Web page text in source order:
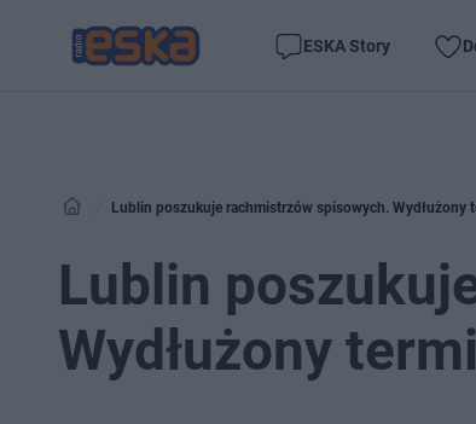
ESKA Story
Lublin poszukuje rachmistrzów spisowych. Wydłużony
Lublin
Wydłużony